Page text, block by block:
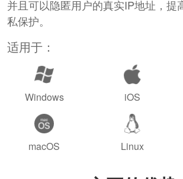
并且可以隐匿用户的真实IP地址，提
私保护。
适用于：
Windows iOS
macOS Linux